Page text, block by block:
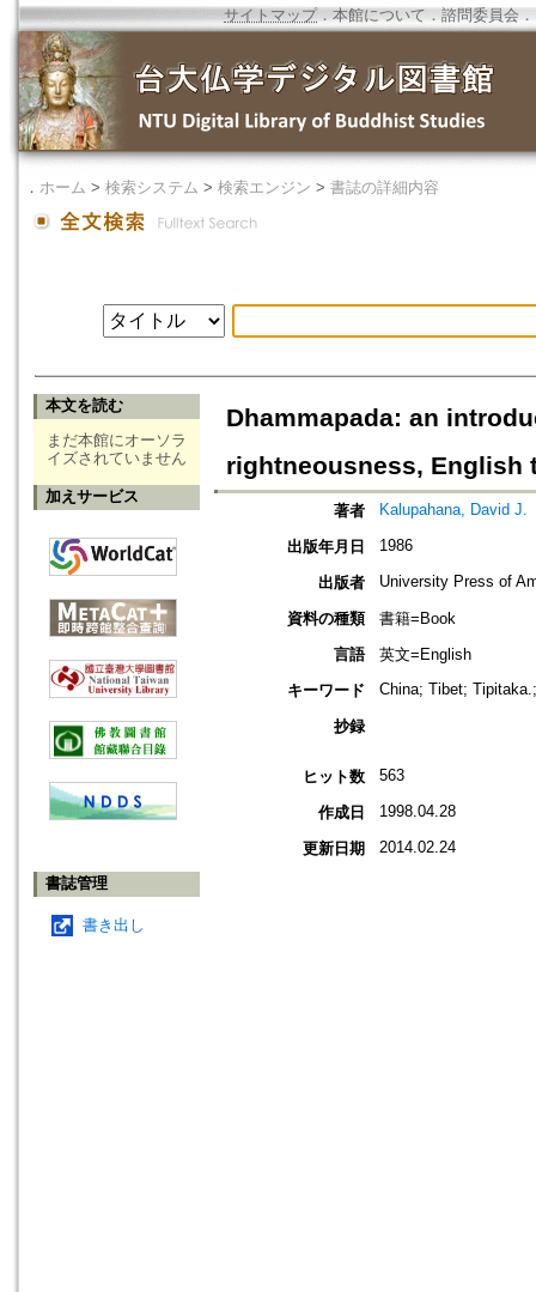
サイトマップ．本館について ． 諮問委員会 ．
． ホーム > 検索システム > 検索エンジン > 書誌の詳細内容
本文を読む
まだ本館にオーソラ
イズされていません
加えサービス
書誌管理
書き出し
Dhammapada: an
rightneousness, English
著者 Kalupahana, David J.
出版年月日 1986
出版者 University Press of
資料の種類
書籍=Book
言語
英文=English
キーワード
China; Tibet;
抄録
ヒット数 563
作成日 1998.04.28
更新日期 2014.02.24